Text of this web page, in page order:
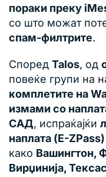
пораки преку
со што можат
спам-филтрите.
Според Talos, од
повеќе групи на
комплетите на
измами со
САД, испраќајќи
наплата (E-ZPass)
како Вашингтон,
Вирџинија,